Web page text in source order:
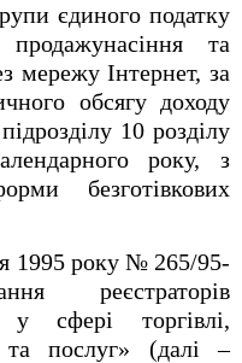
єдиного податку
та
мережу Інтернет, за
обсягу доходу
10 розділу
року, з
безготівкових
1995 року № 265/95-
реєстраторів
у сфері торгівлі,
та послуг» (далі –